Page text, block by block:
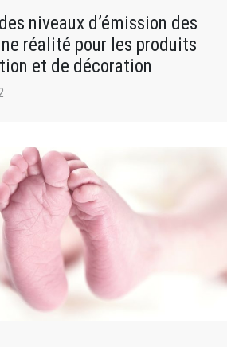
niveaux d’émission des
réalité pour les produits
et de décoration